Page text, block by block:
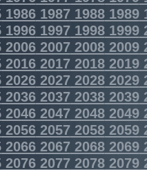
19861987 19881989
19961997 19981999
20062007 20082009
20162017 20182019
2026202720282029
20362037 20382039
20462047 20482049
20562057 20582059
20662067 20682069
20762077 20782079